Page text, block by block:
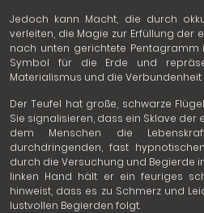
Jedoch kann Macht, die durch
verleiten, die Magie zur Erfüllung der
nach unten gerichtete
Symbol für die Erde und
Materialismus und die
Der Teufel hat große, schwarze
Sie signalisieren, dass ein Sklave der
dem Menschen die
durchdringenden, fast
durch die Versuchung und Begierde
linken Hand hält er ein feuriges
hinweist, dass es zu Schmerz und
lustvollen Begierden folgt.